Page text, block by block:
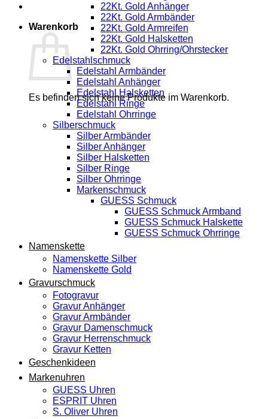
Warenkorb
Es befinden sich keine Produkte im Warenkorb.
22Kt. Gold Anhänger
22Kt. Gold Armbänder
22Kt. Gold Armreifen
22Kt. Gold Halsketten
22Kt. Gold Ohrring/Ohrstecker
Edelstahlschmuck
Edelstahl Armbänder
Edelstahl Anhänger
Edelstahl Halsketten
Edelstahl Ringe
Edelstahl Ohrringe
Silberschmuck
Silber Armbänder
Silber Anhänger
Silber Halsketten
Silber Ringe
Silber Ohrringe
Markenschmuck
GUESS Schmuck
GUESS Schmuck Armband
GUESS Schmuck Halskette
GUESS Schmuck Ohrringe
Namenskette
Namenskette Silber
Namenskette Gold
Gravurschmuck
Fotogravur
Gravur Anhänger
Gravur Armbänder
Gravur Damenschmuck
Gravur Herrenschmuck
Gravur Ketten
Geschenkideen
Markenuhren
GUESS Uhren
ESPRIT Uhren
S. Oliver Uhren